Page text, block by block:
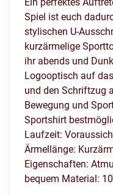
Spiel ist euch
stylischen U-
kurzärmelige
ihr abends und
Logooptisch auf
und den Schriftzug
Bewegung und
Sportshirt
Laufzeit:
Ärmellänge:
Eigenschaften:
bequem Material: